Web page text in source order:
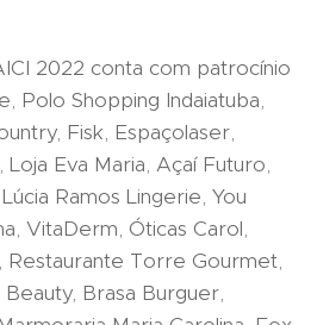
2022 conta com patrocínio
Polo Shopping Indaiatuba,
Fisk, Espaçolaser,
Eva Maria, Açaí Futuro,
Ramos Lingerie, You
VitaDerm, Óticas Carol,
Restaurante Torre Gourmet,
Brasa Burguer,